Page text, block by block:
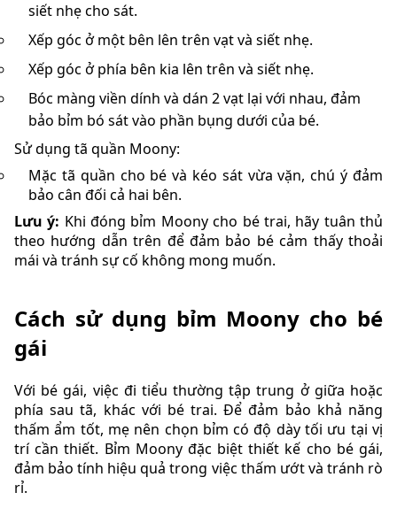
siết nhẹ cho sát.
Xếp góc ở một bên lên trên vạt và siết nhẹ.
Xếp góc ở phía bên kia lên trên và siết nhẹ.
Bóc màng viền dính và dán 2 vạt lại với nhau, đảm
bảo bỉm bó sát vào phần bụng dưới của bé.
Sử dụng tã quần Moony:
Mặc tã quần cho bé và kéo sát vừa vặn, chú ý đảm
bảo cân đối cả hai bên.
Lưu ý: Khi đóng bỉm Moony cho bé trai, hãy tuân thủ
theo hướng dẫn trên để đảm bảo bé cảm thấy thoải
mái và tránh sự cố không mong muốn.
Cách sử dụng bỉm Moony cho bé
gái
Với bé gái, việc đi tiểu thường tập trung ở giữa hoặc
phía sau tã, khác với bé trai. Để đảm bảo khả năng
thấm ẩm tốt, mẹ nên chọn bỉm có độ dày tối ưu tại vị
trí cần thiết. Bỉm Moony đặc biệt thiết kế cho bé gái,
đảm bảo tính hiệu quả trong việc thấm ướt và tránh rò
rỉ.